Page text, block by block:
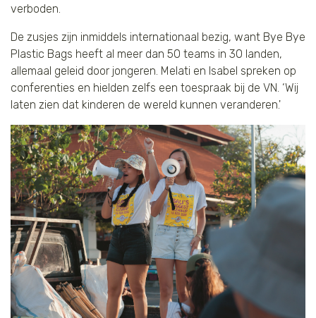
verboden.
De zusjes zijn inmiddels internationaal bezig, want Bye Bye
Plastic Bags heeft al meer dan 50 teams in 30 landen,
allemaal geleid door jongeren. Melati en Isabel spreken op
conferenties en hielden zelfs een toespraak bij de VN. ‘Wij
laten zien dat kinderen de wereld kunnen veranderen.'